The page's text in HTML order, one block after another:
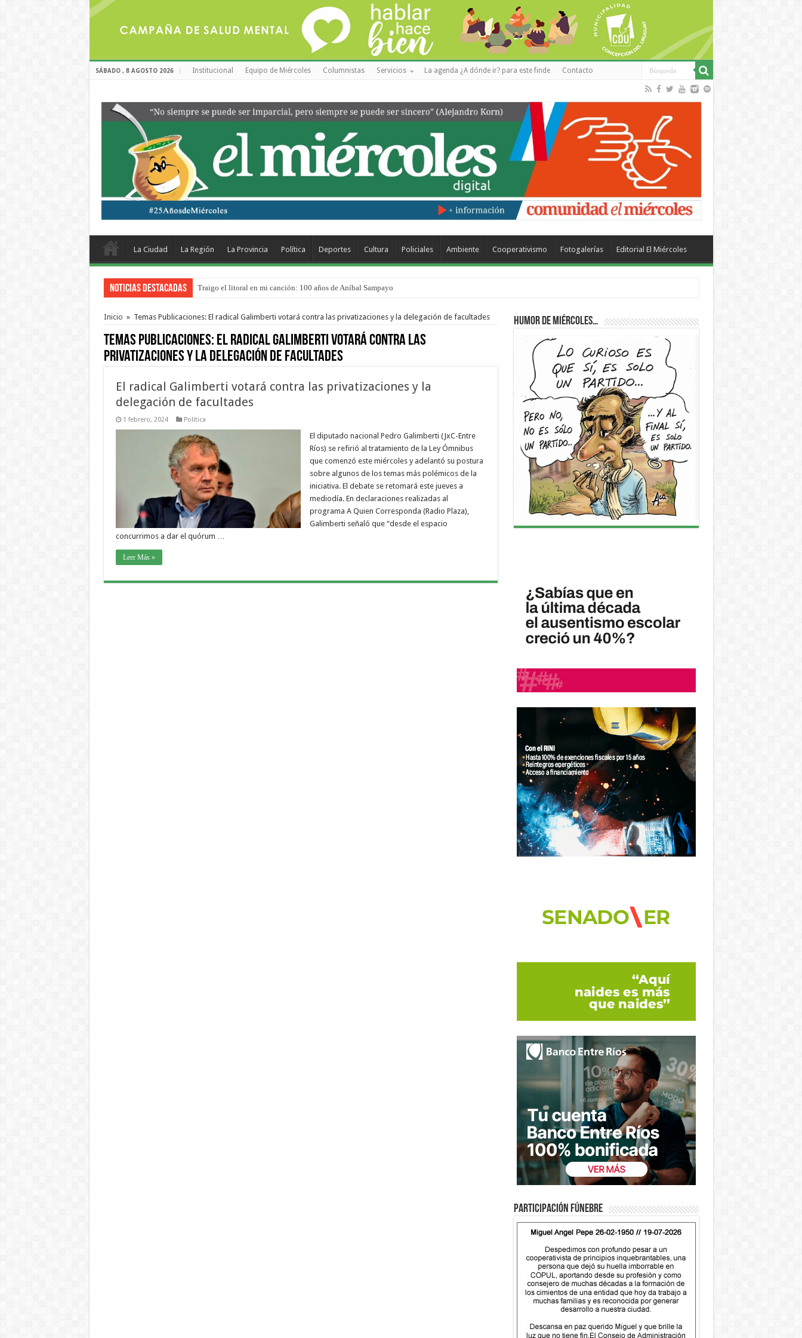
SÁBADO , 8 AGOSTO 2026 Institucional Equipo de Miércoles Columnistas Servicios La agenda ¿A dónde ir? para este finde Contacto
La Ciudad La Región La Provincia Política Deportes Cultura Policiales Ambiente Cooperativismo Fotogalerías Editorial El Miércoles
Noticias Destacadas Traigo el litoral en mi canción: 100 años de Aníbal Sampayo
Inicio » Temas Publicaciones: El radical Galimberti votará contra las privatizaciones y la delegación de facultades
Temas Publicaciones: El radical Galimberti votará contra las
privatizaciones y la delegación de facultades
El radical Galimberti votará contra las privatizaciones y la
delegación de facultades
1 febrero, 2024 Política
El diputado nacional Pedro Galimberti (JxC-Entre
Ríos) se refirió al tratamiento de la Ley Ómnibus
que comenzó este miércoles y adelantó su postura
sobre algunos de los temas más polémicos de la
iniciativa. El debate se retomará este jueves a
mediodía. En declaraciones realizadas al
programa A Quien Corresponda (Radio Plaza),
Galimberti señaló que “desde el espacio
concurrimos a dar el quórum …
Leer Más »
Humor de Miércoles…
Participación fúnebre